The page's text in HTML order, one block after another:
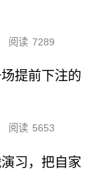
阅读 7289
提前下注的
阅读 5653
习，把自家